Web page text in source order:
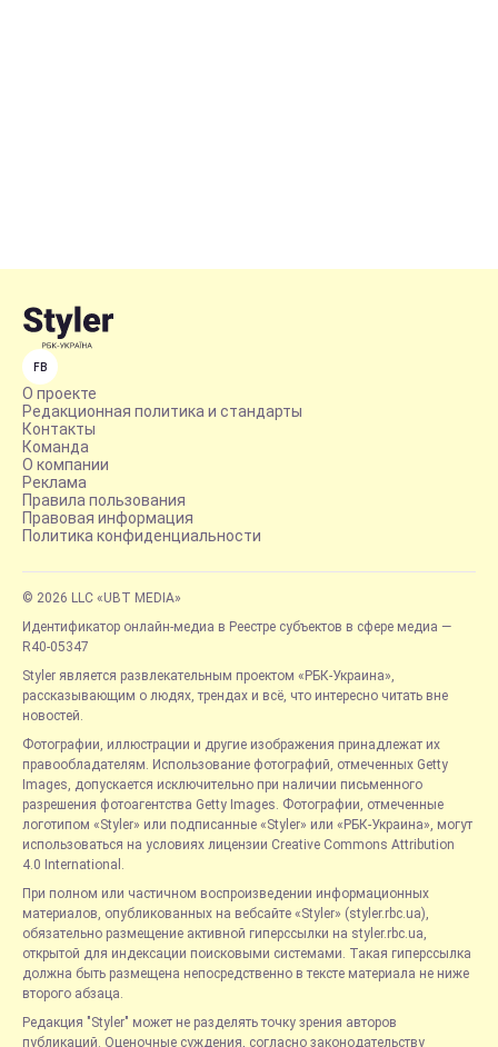
FB
О проекте
Редакционная политика и стандарты
Контакты
Команда
О компании
Реклама
Правила пользования
Правовая информация
Политика конфиденциальности
© 2026 LLC «UBT MEDIA»
Идентификатор онлайн-медиа в Реестре субъектов в сфере медиа —
R40-05347
Styler является развлекательным проектом «РБК-Украина»,
рассказывающим о людях, трендах и всё, что интересно читать вне
новостей.
Фотографии, иллюстрации и другие изображения принадлежат их
правообладателям. Использование фотографий, отмеченных Getty
Images, допускается исключительно при наличии письменного
разрешения фотоагентства Getty Images. Фотографии, отмеченные
логотипом «Styler» или подписанные «Styler» или «РБК-Украина», могут
использоваться на условиях лицензии Creative Commons Attribution
4.0 International.
При полном или частичном воспроизведении информационных
материалов, опубликованных на вебсайте «Styler» (styler.rbc.ua),
обязательно размещение активной гиперссылки на styler.rbc.ua,
открытой для индексации поисковыми системами. Такая гиперссылка
должна быть размещена непосредственно в тексте материала не ниже
второго абзаца.
Редакция "Styler" может не разделять точку зрения авторов
публикаций. Оценочные суждения, согласно законодательству